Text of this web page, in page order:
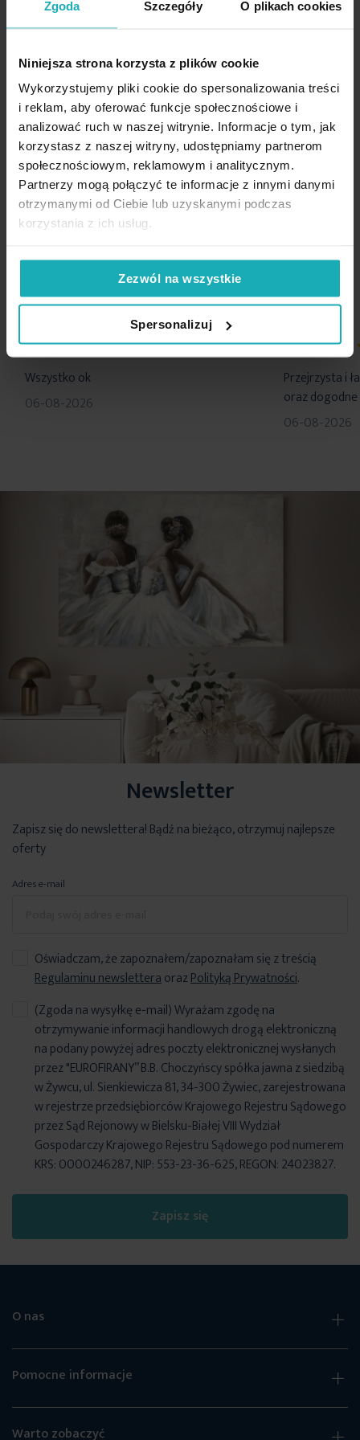
Zgoda Szczegóły O plikach cookies
Niniejsza strona korzysta z plików cookie
Wykorzystujemy pliki cookie do spersonalizowania treści
i reklam, aby oferować funkcje społecznościowe i
analizować ruch w naszej witrynie. Informacje o tym, jak
korzystasz z naszej witryny, udostępniamy partnerom
społecznościowym, reklamowym i analitycznym.
Partnerzy mogą połączyć te informacje z innymi danymi
otrzymanymi od Ciebie lub uzyskanymi podczas
korzystania z ich usług.
Zezwól na wszystkie
Spersonalizuj
Opinie potwierdzone zakupem
Na podstawie 1226 opinii. Zobacz niektóre opinie tutaj.
100%
Wszystko ok
06-08-2026
100%
Przejrzysta i
oraz
06-08-2026
Newsletter
Zapisz się do newslettera! Bądź na bieżąco, otrzymuj najlepsze
oferty
Adres e-mail
Oświadczam, że zapoznałem/zapoznałam się z treścią
Regulaminu newsletteraorazPolityką Prywatności.
Zapisz się
(Zgoda na wysyłkę e-mail) Wyrażam zgodę na
otrzymywanie informacji handlowych drogą elektroniczną
na podany powyżej adres poczty elektronicznej wysłanych
przez "EUROFIRANY” B.B. Choczyńscy spółka jawna z siedzibą
w Żywcu, ul. Sienkiewicza 81, 34-300 Żywiec, zarejestrowana
w rejestrze przedsiębiorców Krajowego Rejestru Sądowego
przez Sąd Rejonowy w Bielsku-Białej VIII Wydział
Gospodarczy Krajowego Rejestru Sądowego pod numerem
KRS: 0000246287, NIP: 553-23-36-625, REGON: 24023827.
O nas
Pomocne informacje
Warto zobaczyć